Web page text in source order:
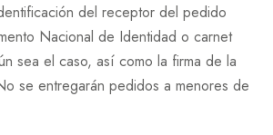
del receptor del pedido
Nacional de Identidad o carnet
sea el caso, así como la firma de la
se entregarán pedidos a menores de